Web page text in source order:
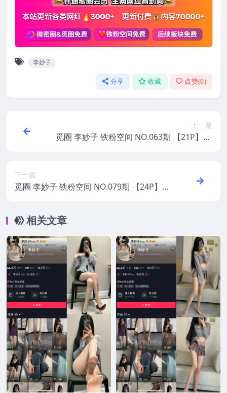
李妙子
分享 收藏 点赞(0)
上一篇
觅圈 李妙子 铁粉空间 NO.063期 【21P】20
下一篇
觅圈 李妙子 铁粉空间 NO.079期 【24P】20
相关文章